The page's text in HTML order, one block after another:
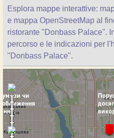
Esplora mappe interattive:
e mappa OpenStreetMap al
ristorante "Donbass Palace".
percorso e le indicazioni per
"Donbass Palace".